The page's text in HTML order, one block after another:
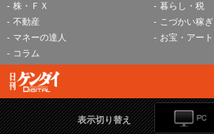
株・ＦＸ
暮らし・税
不動産
こづかい稼ぎ
マネーの達人
お宝・アート
コラム
表示切り替え